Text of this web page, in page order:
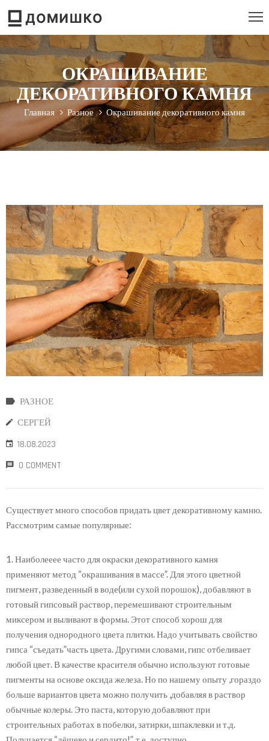
ОКРАШИВАНИЕ
ДЕКОРАТИВНОГО КАМНЯ
Главная Разное Окрашивание декоративного камня
РАЗНОЕ
СЕРГЕЙ
18.08.2023
0 COMMENT
Существует много способов придать цвет декоративному камню.
Рассмотрим самые популярные:
1. Наиболееее часто для окраски декоративного камня
применяют метод “окрашивания в массе”. Для этого цветной
пигмент, разведенный в воде(или сухой порошок), добавляют в
готовый гипсовый раствор, перемешивают строительным
миксером и выливают в формы. Этот способ хорош для
получения однородного цвета плитки. Надо учитывать свойство
гипса “съедать”часть цвета. Другими словами, гипс отбеливает
любой цвет. В качестве красителя обычно используют готовые
пигменты на основе оксида железа. Но по нашему опыту ,гораздо
больше вариантов цвета можно получить ,добавляя в раствор
обычные колеры. Это паста, которую добавляют при
строительных работах в побелки, затирки, шпаклевки и т.д.